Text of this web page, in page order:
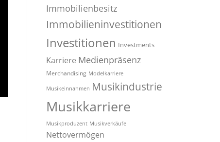
Immobilienbesitz
Immobilieninvestitionen
Investitionen Investments
Karriere Medienpräsenz
Merchandising Modelkarriere
Musikeinnahmen Musikindustrie
Musikkarriere
Musikproduzent Musikverkäufe
Nettovermögen